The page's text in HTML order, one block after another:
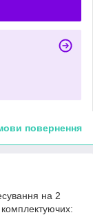
повернення
на 2
комплектуючих: